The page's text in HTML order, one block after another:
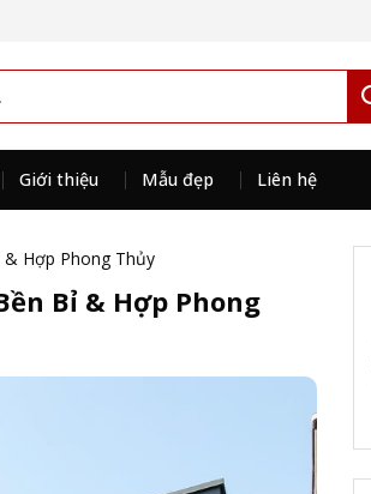
Giới thiệu Mẫu đẹp Liên hệ
Hợp Phong Thủy
Bỉ & Hợp Phong